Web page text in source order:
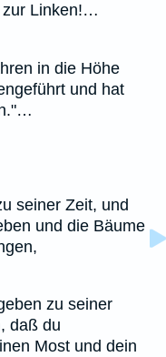
zur Linken!…
in die Höhe
und hat
seiner Zeit, und
und die Bäume
zu seiner
daß du
Most und dein